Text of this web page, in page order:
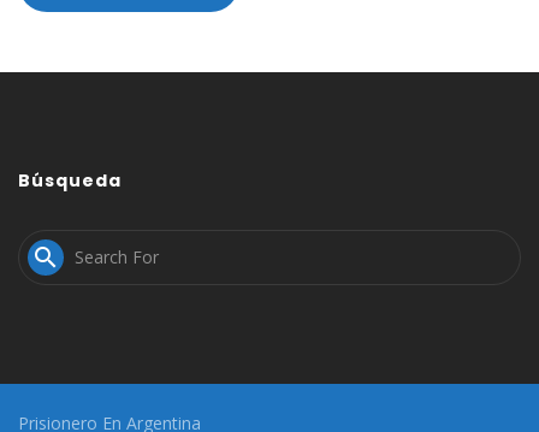
Búsqueda

Prisionero En Argentina